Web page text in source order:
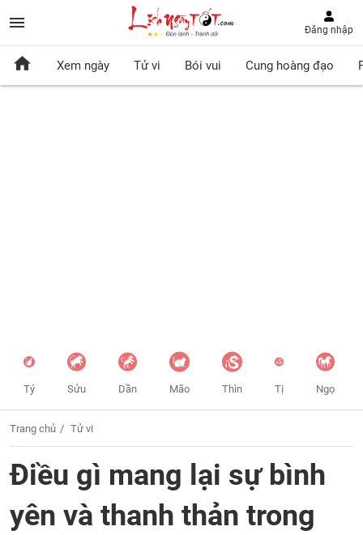
Đăng nhập
Xem ngày Tử vi Bói vui Cung hoàng đạo
Tý Sửu Dần Mão Thìn Tị Ngọ
Trang chủ Tử vi
Điều gì mang lại sự bình
yên và thanh thản trong